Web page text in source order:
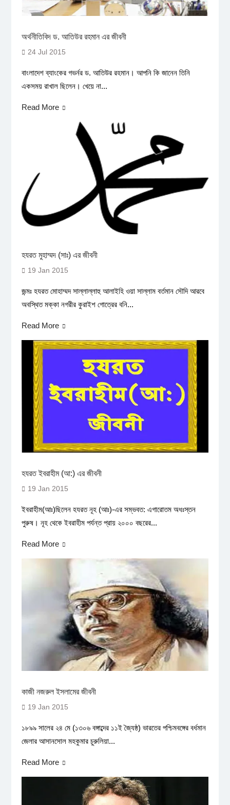
অর্থনীতিবিদ ড. আতিউর রহমান এর জীবনী
24 Jul 2015
বাংলাদেশ ব্যাংকের গভর্নর ড. আতিউর রহমান। আপনি কি জানেন তিনি
একসময় রাখাল ছিলেন। খেয়ে না...
Read More
হযরত মুহাম্মদ (সাঃ) এর জীবনী
19 Jan 2015
জন্মঃ হযরত মোহাম্মদ সাল্লাল্লাহু আলাইহি ওয়া সাল্লাম বর্তমান সৌদি আরবে
অবস্থিত মক্কা নগরীর কুরাইশ গোত্রের বনি...
Read More
হযরত ইবরাহীম (আ:) এর জীবনী
19 Jan 2015
ইবরাহীম(আঃ)ছিলেন হযরত নূহ (আঃ)-এর সম্ভবত: এগারোতম অধঃস্তন
পুরুষ। নূহ থেকে ইবরাহীম পর্যন্ত প্রায় ২০০০ বছরের...
Read More
কাজী নজরুল ইসলামের জীবনী
19 Jan 2015
১৮৯৯ সালের ২৪ মে (১৩০৬ বঙ্গাব্দের ১১ই জ্যৈষ্ঠ) ভারতের পশ্চিমবঙ্গের বর্ধমান
জেলার আসানসোল মহকুমার চুরুলিয়া...
Read More